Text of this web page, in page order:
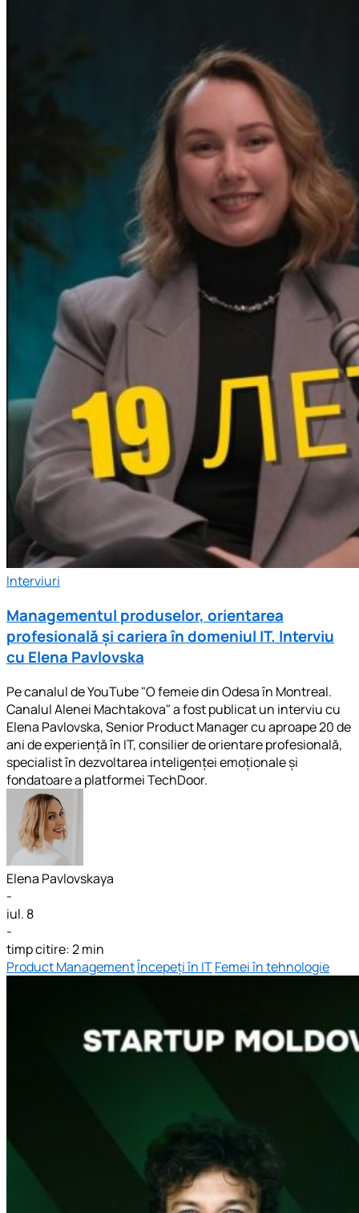
Interviuri
Managementul produselor, orientarea
profesională și cariera în domeniul IT. Interviu
cu Elena Pavlovska
Pe canalul de YouTube "O femeie din Odesa în Montreal.
Canalul Alenei Machtakova" a fost publicat un interviu cu
Elena Pavlovska, Senior Product Manager cu aproape 20 de
ani de experiență în IT, consilier de orientare profesională,
specialist în dezvoltarea inteligenței emoționale și
fondatoare a platformei TechDoor.
Elena Pavlovskaya
-
iul. 8
-
timp citire: 2 min
Product ManagementÎncepeți în ITFemei în tehnologie